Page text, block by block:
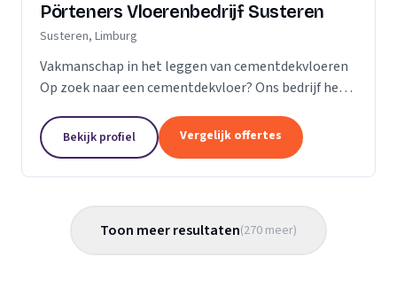
Pörteners Vloerenbedrijf Susteren
Susteren, Limburg
Vakmanschap in het leggen van cementdekvloeren
Op zoek naar een cementdekvloer? Ons bedrijf heeft
ervaring wat betreft woningbouw en utiliteitsbouw.
Bekijk profiel Vergelijk offertes
Toon meer resultaten(270 meer)